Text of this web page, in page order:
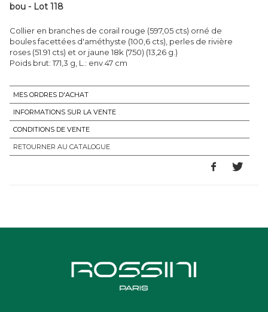
bou - Lot 118
Collier en branches de corail rouge (597,05 cts) orné de
boules facettées d'améthyste (100,6 cts), perles de rivière
roses (51.91 cts) et or jaune 18k (750) (13,26 g.)
Poids brut: 171,3 g, L.: env 47 cm
MES ORDRES D'ACHAT
INFORMATIONS SUR LA VENTE
CONDITIONS DE VENTE
RETOURNER AU CATALOGUE